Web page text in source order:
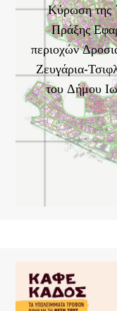
Κύρωση
Πράξης
περιοχών
Ζευγάρια-
του Δήμου